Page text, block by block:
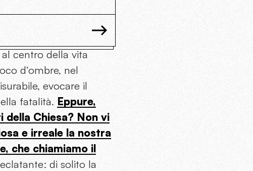
centro della vita
d’ombre, nel
evocare il
fatalità. Eppure,
della Chiesa? Non vi
e irreale la nostra
che chiamiamo il
di solito la